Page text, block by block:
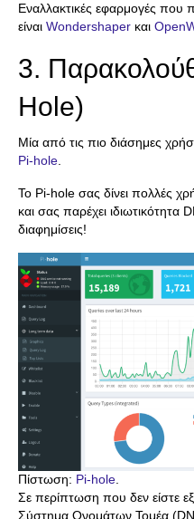
Εναλλακτικές εφαρμογές που
είναι Wondershaper και
3.
Hole)
Μία από τις πιο διάσημες
Pi-hole.
Το Pi-hole σας δίνει πολλές
και σας παρέχει
διαφημίσεις!
Πίστωση: Pi-hole.
Σε περίπτωση που δεν είστε
Σύστημα Ονομάτων Τομέα